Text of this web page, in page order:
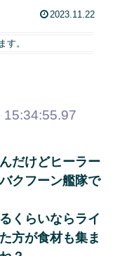
2023.11.22
す。
15:34:55.97
だけどヒーラー
クフーン艦隊で
くらいならライ
方が食材も集ま